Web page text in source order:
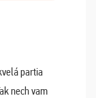
partia
nech vam